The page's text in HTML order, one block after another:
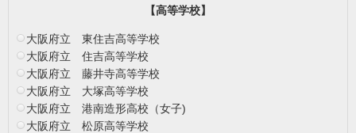
【高等学校】
大阪府立 東住吉高等学校
大阪府立 住吉高等学校
大阪府立 藤井寺高等学校
大阪府立 大塚高等学校
大阪府立 港南造形高校（女子)
大阪府立 松原高等学校